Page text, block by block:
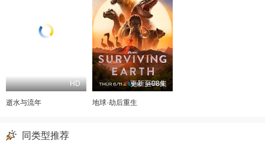
HD
逝水与流年
更新至08集
地球·劫后重生
同类型推荐